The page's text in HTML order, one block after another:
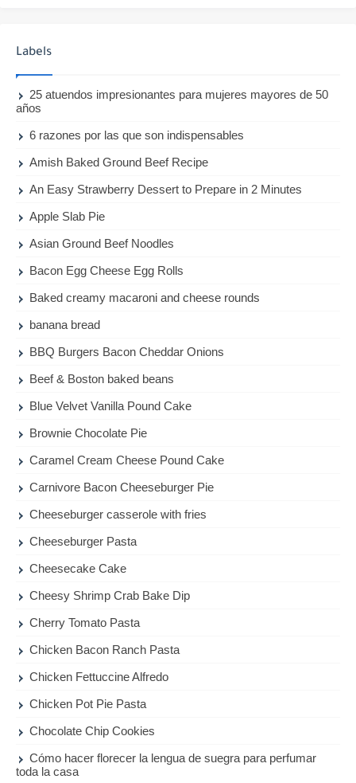
Labels
25 atuendos impresionantes para mujeres mayores de 50
años
6 razones por las que son indispensables
Amish Baked Ground Beef Recipe
An Easy Strawberry Dessert to Prepare in 2 Minutes
Apple Slab Pie
Asian Ground Beef Noodles
Bacon Egg Cheese Egg Rolls
Baked creamy macaroni and cheese rounds
banana bread
BBQ Burgers Bacon Cheddar Onions
Beef & Boston baked beans
Blue Velvet Vanilla Pound Cake
Brownie Chocolate Pie
Caramel Cream Cheese Pound Cake
Carnivore Bacon Cheeseburger Pie
Cheeseburger casserole with fries
Cheeseburger Pasta
Cheesecake Cake
Cheesy Shrimp Crab Bake Dip
Cherry Tomato Pasta
Chicken Bacon Ranch Pasta
Chicken Fettuccine Alfredo
Chicken Pot Pie Pasta
Chocolate Chip Cookies
Cómo hacer florecer la lengua de suegra para perfumar
toda la casa